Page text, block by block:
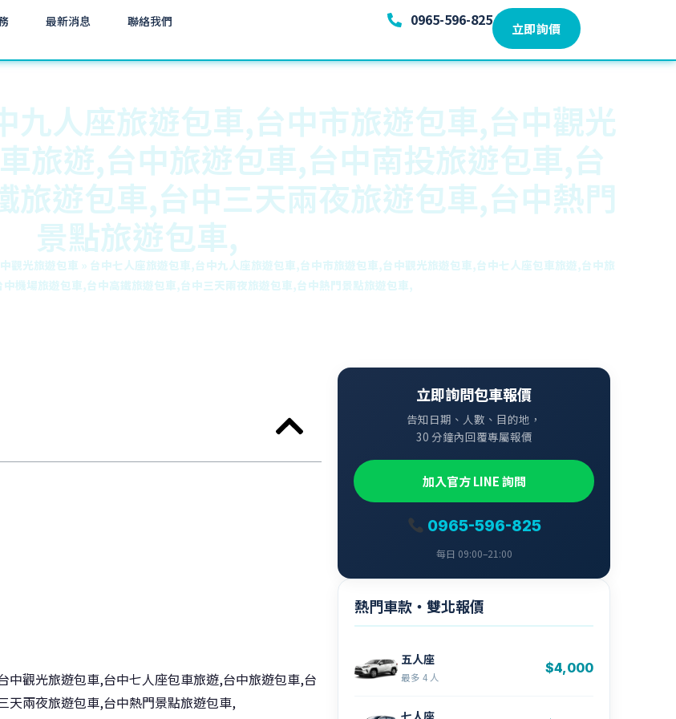
最新消息 聯絡我們 0965-596-825 立即詢價
九人座旅遊包車,台中市旅遊包車,台中觀光
旅遊,台中旅遊包車,台中南投旅遊包車,台
旅遊包車,台中三天兩夜旅遊包車,台中熱門
景點旅遊包車,
觀光旅遊包車 » 台中七人座旅遊包車,台中九人座旅遊包車,台中市旅遊包車,台中觀光旅遊包車,台中七人座包車旅遊,台中旅
機場旅遊包車,台中高鐵旅遊包車,台中三天兩夜旅遊包車,台中熱門景點旅遊包車,
觀光旅遊包車,台中七人座包車旅遊,台中旅遊包車,台
天兩夜旅遊包車,台中熱門景點旅遊包車,
立即詢問包車報價
告知日期、人數、目的地，
30 分鐘內回覆專屬報價
加入官方 LINE 詢問
0965-596-825
每日 09:00–21:00
熱門車款・雙北報價
五人座
最多 4 人
$4,000
七人座